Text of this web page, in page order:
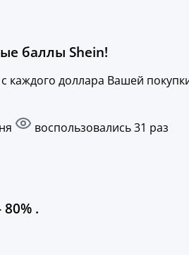
баллы Shein!
каждого доллара Вашей
воспользовались 31 раз
.